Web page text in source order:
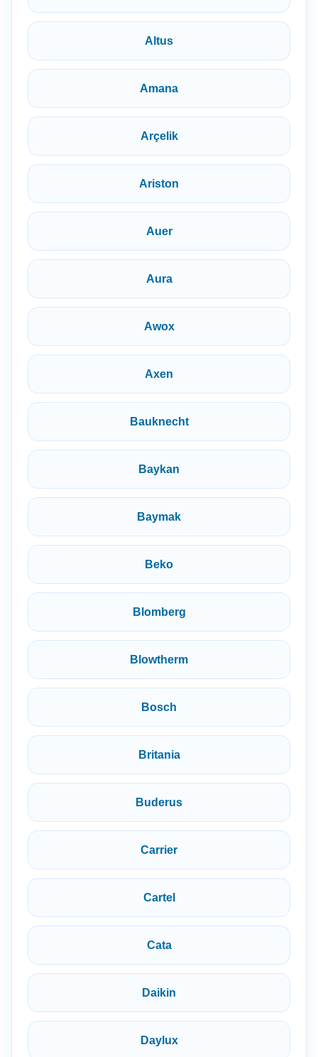
Altus
Amana
Arçelik
Ariston
Auer
Aura
Awox
Axen
Bauknecht
Baykan
Baymak
Beko
Blomberg
Blowtherm
Bosch
Britania
Buderus
Carrier
Cartel
Cata
Daikin
Daylux